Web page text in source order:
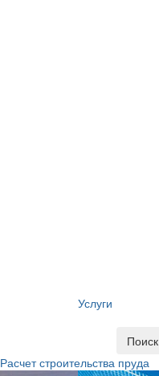
Услуги
Поиск
Расчет строительства пруда